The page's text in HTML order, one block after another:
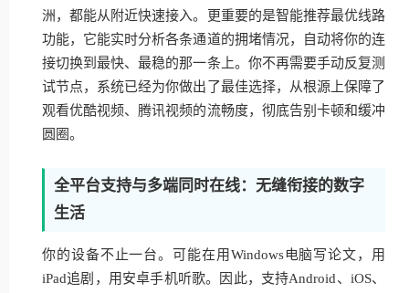
洲，都能从附近快速接入。更重要的是智能推荐最优线路
功能，它能实时分析各条通道的拥堵情况，自动将你的连
接切换到最快、最稳的那一条上。你不再需要手动反复测
试节点，系统已经为你做出了最佳选择，从根源上保障了
观看优酷视频、腾讯视频的流畅度，彻底告别卡顿和缓冲
圆圈。
全平台支持与多端同时在线：无缝衔接的数字
生活
你的设备不止一台。可能在用Windows电脑写论文，用
iPad追剧，用安卓手机听歌。因此，支持Android、iOS、